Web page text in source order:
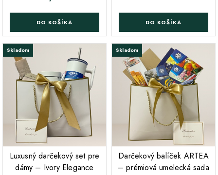
DO KOŠÍKA DO KOŠÍKA
Skladom
Luxusný darčekový set pre
dámy – Ivory Elegance
Skladom
Darčekový balíček ARTEA
– prémiová umelecká sada